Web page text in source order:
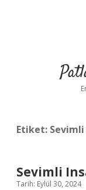
Etiket:
Sevimli
Tarih: Eylül 30, 2024